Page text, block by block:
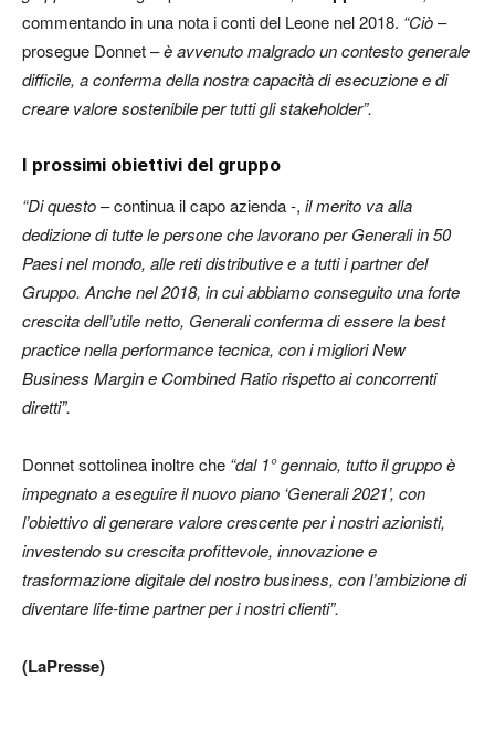
commentando in una nota i conti del Leone nel 2018. “Ciò–
prosegue Donnet –è avvenuto malgrado un contesto generale
difficile, a conferma della nostra capacità di esecuzione e di
creare valore sostenibile per tutti gli stakeholder”.
I prossimi obiettivi del gruppo
“Di questo– continua il capo azienda -, il merito va alla
dedizione di tutte le persone che lavorano per Generali in 50
Paesi nel mondo, alle reti distributive e a tutti i partner del
Gruppo. Anche nel 2018, in cui abbiamo conseguito una forte
crescita dell’utile netto, Generali conferma di essere la best
practice nella performance tecnica, con i migliori New
Business Margin e Combined Ratio rispetto ai concorrenti
diretti”.
Donnet sottolinea inoltre che “dal 1° gennaio, tutto il gruppo è
impegnato a eseguire il nuovo piano ‘Generali 2021’, con
l’obiettivo di generare valore crescente per i nostri azionisti,
investendo su crescita profittevole, innovazione e
trasformazione digitale del nostro business, con l’ambizione di
diventare life-time partner per i nostri clienti”.
(LaPresse)